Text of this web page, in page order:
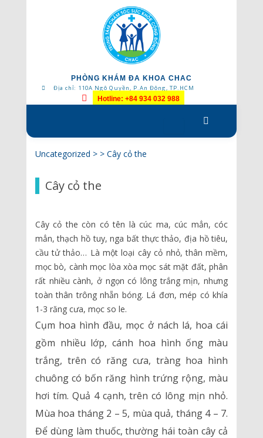
PHÒNG KHÁM ĐA KHOA CHAC
Địa chỉ: 110A Ngô Quyền, P.An Đông, TP.HCM
Hotline: +84 934 032 988
to
Uncategorized > > Cây cỏ the
Cây cỏ the
Cây cỏ the còn có tên là cúc ma, cúc mẳn, cóc
mẳn, thạch hồ tuy, nga bất thực thảo, địa hồ tiêu,
cầu tử thảo… Là một loại cây cỏ nhỏ, thân mềm,
mọc bò, cành mọc lòa xòa mọc sát mặt đất, phân
rất nhiều cành, ở ngọn có lông trắng mịn, nhưng
toàn thân trông nhẵn bóng. Lá đơn, mép có khía
1-3 răng cưa, mọc so le.
Cụm hoa hình đầu, mọc ở nách lá, hoa cái
gồm nhiều lớp, cánh hoa hình ống màu
trắng, trên có răng cưa, tràng hoa hình
chuông có bốn răng hình trứng rộng, màu
hơi tím. Quả 4 cạnh, trên có lông mịn nhỏ.
Mùa hoa tháng 2 – 5, mùa quả, tháng 4 – 7.
Để dùng làm thuốc, thường hái toàn cây cả